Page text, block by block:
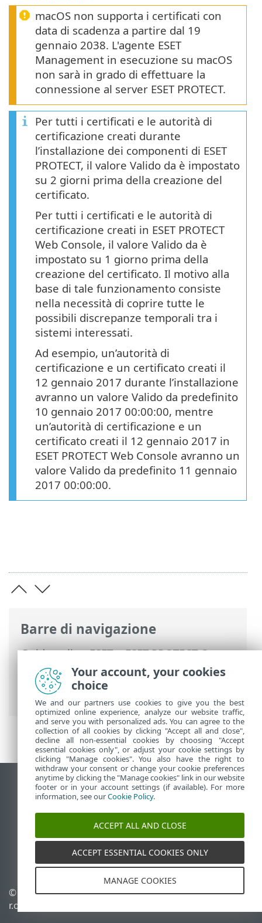
Barre di navigazione
Guida online ESET>ESET PROTECT On-
Prem>
Utilizzo di ESET PROTECT On-
Prem>ESET PROTECT On-Prem Menu
principale
Altro > Certificati
macOS non supporta i certificati con
data di scadenza a partire dal 19
gennaio 2038. L'agente ESET
Management in esecuzione su macOS
non sarà in grado di effettuare la
connessione al server ESET PROTECT.
Per tutti i certificati e le autorità di
certificazione creati durante
l’installazione dei componenti di ESET
PROTECT, il valore Valido da è impostato
su 2 giorni prima della creazione del
certificato.
Per tutti i certificati e le autorità di
certificazione creati in ESET PROTECT
Web Console, il valore Valido da è
impostato su 1 giorno prima della
creazione del certificato. Il motivo alla
base di tale funzionamento consiste
nella necessità di coprire tutte le
possibili discrepanze temporali tra i
sistemi interessati.
Ad esempio, un’autorità di
certificazione e un certificato creati il
12 gennaio 2017 durante l’installazione
avranno un valore Valido da predefinito
10 gennaio 2017 00:00:00, mentre
un’autorità di certificazione e un
certificato creati il 12 gennaio 2017 in
ESET PROTECT Web Console avranno un
valore Valido da predefinito 11 gennaio
2017 00:00:00.
Visualizza sito desktop
End of Life
ESET Knowledge Base
ESET Status Portal
Supporto regionale
© 1992 - 2026 ESET, spol. s
r.o. - Tutti i diritti riservati.
Gestisci cookie
Your account, your cookies
choice
We and our partners use cookies to give you the best
optimized online experience, analyze our website traffic,
and serve you with personalized ads. You can agree to the
collection of all cookies by clicking "Accept all and close",
decline all non-essential cookies by choosing "Accept
essential cookies only", or adjust your cookie settings by
clicking "Manage cookies". You also have the right to
withdraw your consent or change your cookie preferences
anytime by clicking the "Manage cookies" link in our website
footer or in your account settings (if available). For more
information, see ourCookie Policy.
ACCEPT ALL AND CLOSE
ACCEPT ESSENTIAL COOKIES ONLY
MANAGE COOKIES